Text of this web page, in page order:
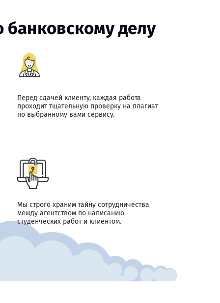
банковскому делу
Перед сдачей клиенту, каждая работа
проходит тщательную проверку на плагиат
по выбранному вами сервису.
Мы строго храним тайну сотрудничества
между агентством по написанию
студенческих работ и клиентом.